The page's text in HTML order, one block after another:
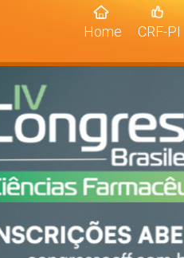
Home (current)
CRF-PI